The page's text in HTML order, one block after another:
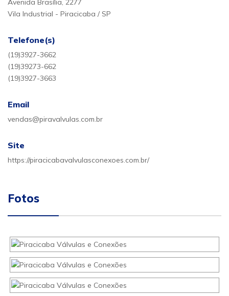
Avenida Brasília, 2277
Vila Industrial - Piracicaba / SP
Telefone(s)
(19)3927-3662
(19)39273-662
(19)3927-3663
Email
vendas@piravalvulas.com.br
Site
https://piracicabavalvulasconexoes.com.br/
Fotos